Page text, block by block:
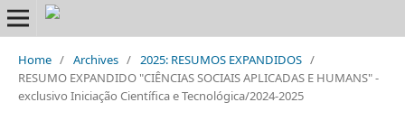
Home / Archives / 2025: RESUMOS EXPANDIDOS /
RESUMO EXPANDIDO "CIÊNCIAS SOCIAIS APLICADAS E HUMANS" -
exclusivo Iniciação Científica e Tecnológica/2024-2025